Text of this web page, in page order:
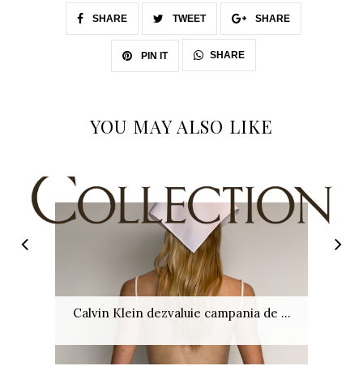
SHARE TWEET SHARE
PIN IT SHARE
YOU MAY ALSO LIKE
Calvin Klein dezvaluie campania de ...